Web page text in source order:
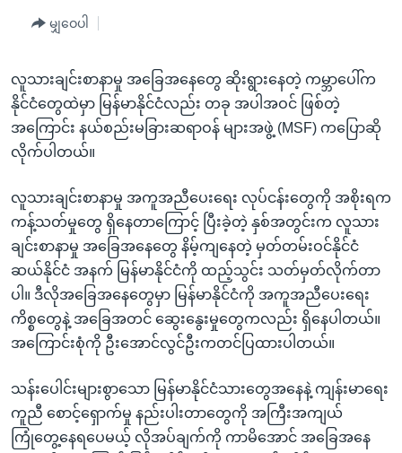
ကြည့်
ရန်
ပင်မ
အ
စာမျက်နှာ
သို့
ကျော်
ကြည့်
ရန်
ရှာဖွေ
ရန်
သို့
ကျော်
ရန်
အစ္စရေး-ပါလက်စတိုင်း
အင်္ဂလိပ်စာလေ့လာမယ်
မကြေးမုံရဲ့ အင်္ဂလိပ်စာ
ရုပ်ရှင်ထဲက အင်္ဂလိပ်စာ
ရေဒီယို
တီဗွီ
ရေဒီယိုနှင့်ရုပ်သံ အချက်အလက်များ
ရေဒီယို/တီဗွီအစီအစဉ်
ဗွီအိုအေ လူမှုကွန်ယက်များ
ဘာသာစကားများ
မျှဝေပါ
လူသားချင်းစာနာမှု အခြေအနေတွေ ဆိုးရွားနေတဲ့ ကမ္ဘာပေါ်က
နိုင်ငံတွေထဲမှာ မြန်မာနိုင်ငံလည်း တခု အပါအဝင် ဖြစ်တဲ့
အကြောင်း နယ်စည်းမခြားဆရာဝန် များအဖွဲ့ (MSF) ကပြောဆို
လိုက်ပါတယ်။
လူသားချင်းစာနာမှု အကူအညီပေးရေး လုပ်ငန်းတွေကို အစိုးရက
ကန့်သတ်မှုတွေ ရှိနေတာကြောင့် ပြီးခဲ့တဲ့ နှစ်အတွင်းက လူသား
ချင်းစာနာမှု အခြေအနေတွေ နိမ့်ကျနေတဲ့ မှတ်တမ်းဝင်နိုင်ငံ
ဆယ်နိုင်ငံ အနက် မြန်မာနိုင်ငံကို ထည့်သွင်း သတ်မှတ်လိုက်တာ
ပါ။ ဒီလိုအခြေအနေတွေမှာ မြန်မာနိုင်ငံကို အကူအညီပေးရေး
ကိစ္စတွေနဲ့ အခြေအတင် ဆွေးနွေးမှုတွေကလည်း ရှိနေပါတယ်။
အကြောင်းစုံကို ဦးအောင်လွင်ဦးကတင်ပြထားပါတယ်။
သန်းပေါင်းများစွာသော မြန်မာနိုင်ငံသားတွေအနေနဲ့ ကျန်းမာရေး
ကူညီ စောင့်ရှောက်မှု နည်းပါးတာတွေကို အကြီးအကျယ်
ကြုံတွေ့နေရပေမယ့် လိုအပ်ချက်ကို ကာမိအောင် အခြေအနေ